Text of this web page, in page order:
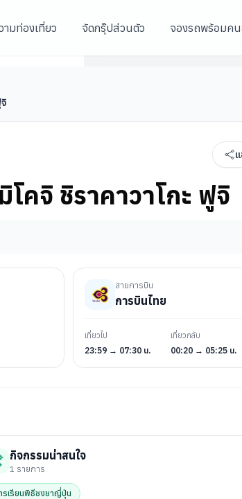
มท่องเที่ยว จัดกรุ๊ปส่วนตัว
จองรถพร้อมค
คจิ ชิราคาวาโกะ ฟูจิ
สายการบิน
การบินไทย
เที่ยวไป
23:59 → 07:30 น.
เที่ยวกลับ
00:20 → 05:25 น.
กิจกรรมน่าสนใจ
1 รายการ
รเรียนพิธีชงชาญี่ปุ่น